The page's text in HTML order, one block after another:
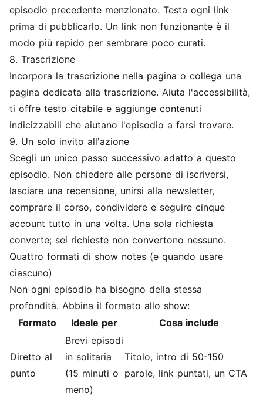
episodio precedente menzionato. Testa ogni link
prima di pubblicarlo. Un link non funzionante è il
modo più rapido per sembrare poco curati.
8. Trascrizione
Incorpora la trascrizione nella pagina o collega una
pagina dedicata alla trascrizione. Aiuta l'accessibilità,
ti offre testo citabile e aggiunge contenuti
indicizzabili che aiutano l'episodio a farsi trovare.
9. Un solo invito all'azione
Scegli un unico passo successivo adatto a questo
episodio. Non chiedere alle persone di iscriversi,
lasciare una recensione, unirsi alla newsletter,
comprare il corso, condividere e seguire cinque
account tutto in una volta. Una sola richiesta
converte; sei richieste non convertono nessuno.
Quattro formati di show notes (e quando usare
ciascuno)
Non ogni episodio ha bisogno della stessa
profondità. Abbina il formato allo show:
Formato
Ideale per Cosa include
Diretto al
punto
Brevi episodi
in solitaria
(15 minuti o
meno)
Titolo, intro di 50-150
parole, link puntati, un CTA